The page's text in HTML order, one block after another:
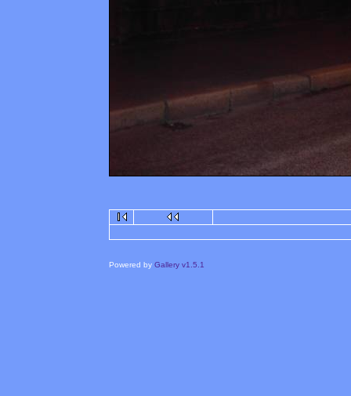
Powered by Gallery v1.5.1